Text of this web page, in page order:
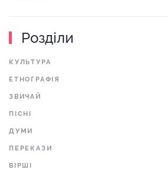
Розділи
КУЛЬТУРА
ЕТНОГРАФІЯ
ЗВИЧАЙ
ПІСНІ
ДУМИ
ПЕРЕКАЗИ
ВІРШІ